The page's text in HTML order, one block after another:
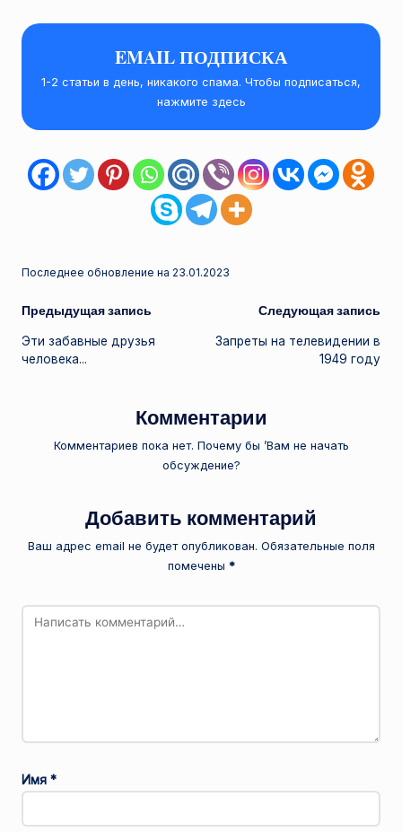
а
EMAIL ПОДПИСКА
1-2 статьи в день, никакого спама. Чтобы подписаться,
нажмите здесь
Последнее обновление на 23.01.2023
Навигация
записи
Предыдущая запись
Эти забавные друзья
человека...
Следующая запись
Запреты на телевидении в
1949 году
Комментарии
Комментариев пока нет. Почему бы ’Вам не начать
обсуждение?
Добавить комментарий
Ваш адрес email не будет опубликован. Обязательные поля
помечены *
Имя *